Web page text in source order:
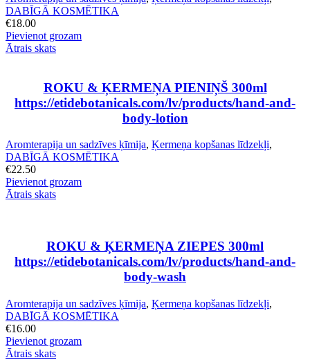
DABĪGĀ KOSMĒTIKA
€18.00
Pievienot grozam
Ātrais skats
ROKU & ĶERMEŅA PIENIŅŠ 300ml
https://etidebotanicals.com/lv/products/hand-and-
body-lotion
Aromterapija un sadzīves ķīmija, Ķermeņa kopšanas līdzekļi,
DABĪGĀ KOSMĒTIKA
€22.50
Pievienot grozam
Ātrais skats
ROKU & ĶERMEŅA ZIEPES 300ml
https://etidebotanicals.com/lv/products/hand-and-
body-wash
Aromterapija un sadzīves ķīmija, Ķermeņa kopšanas līdzekļi,
DABĪGĀ KOSMĒTIKA
€16.00
Pievienot grozam
Ātrais skats